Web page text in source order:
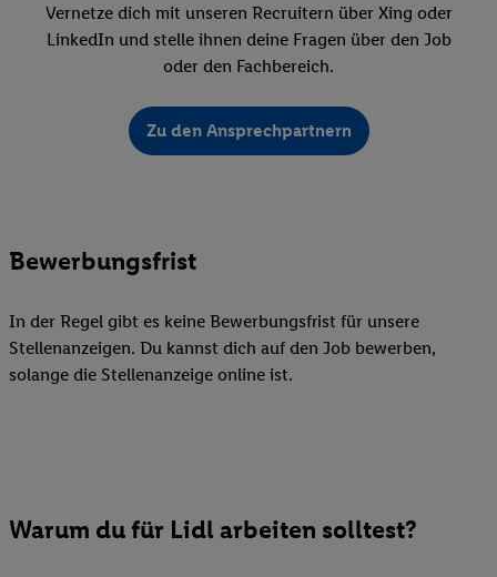
Vernetze dich mit unseren Recruitern über Xing oder
LinkedIn und stelle ihnen deine Fragen über den Job
oder den Fachbereich.
Zu den Ansprechpartnern
Bewerbungsfrist
In der Regel gibt es keine Bewerbungsfrist für unsere
Stellenanzeigen. Du kannst dich auf den Job bewerben,
solange die Stellenanzeige online ist.
Warum du für Lidl arbeiten solltest?